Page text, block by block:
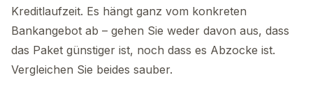
Kreditlaufzeit. Es hängt ganz vom konkreten
Bankangebot ab – gehen Sie weder davon aus, dass
das Paket günstiger ist, noch dass es Abzocke ist.
Vergleichen Sie beides sauber.